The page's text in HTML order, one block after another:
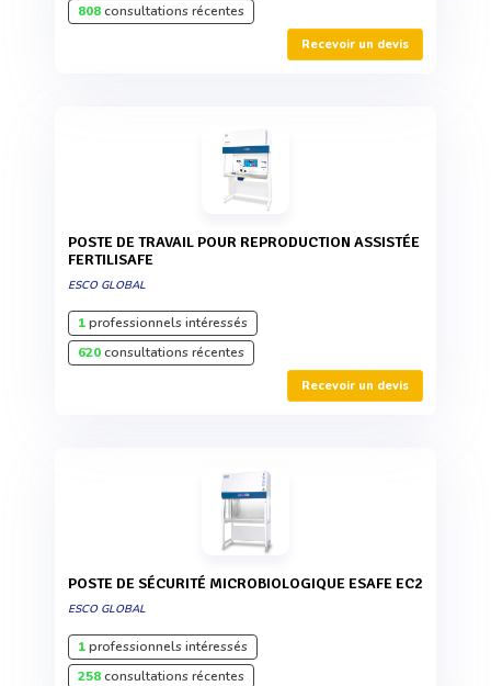
808consultations récentes
Recevoir un devis
POSTE DE TRAVAIL POUR REPRODUCTION ASSISTÉE
FERTILISAFE
ESCO GLOBAL
1professionnels intéressés
620consultations récentes
Recevoir un devis
POSTE DE SÉCURITÉ MICROBIOLOGIQUE ESAFE EC2
ESCO GLOBAL
1professionnels intéressés
258consultations récentes